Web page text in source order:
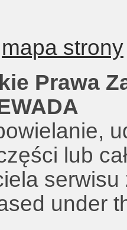
mapa strony
Prawa
lub
under